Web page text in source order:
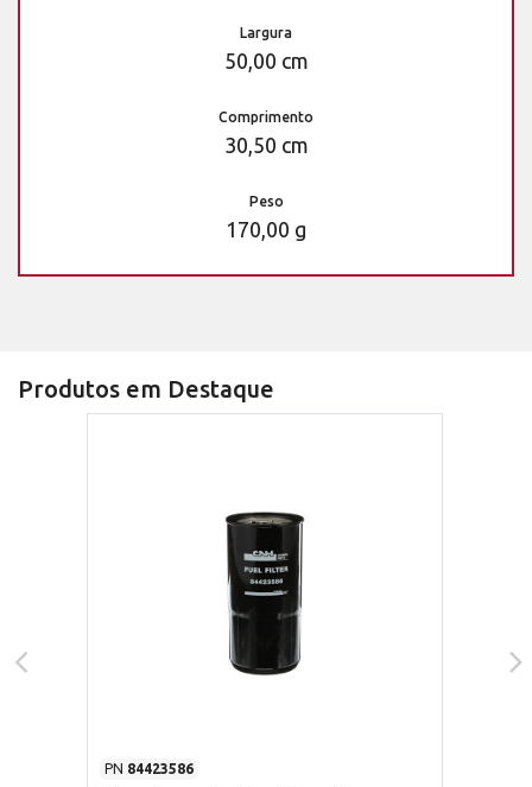
Largura
50,00 cm
Comprimento
30,50 cm
Peso
170,00 g
Produtos em Destaque
PN 84423586